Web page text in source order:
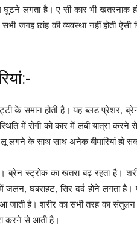
घुटने लगता है। ए सी कार भी खतरनाक
जगह छांह की व्यवस्था नहीं होती
के समान होती है। यह ब्लड प्रेशर,
में रोगी को कार में लंबी यात्रा करने
लगने के साथ साथ अनेक बीमारियां हो
ब्रेन स्ट्रोक का खतरा बढ़ रहता है।
घबराहट, सिर दर्द होने लगता है।
है। शरीर का सभी तरह का संतुलन
करने से आती है।